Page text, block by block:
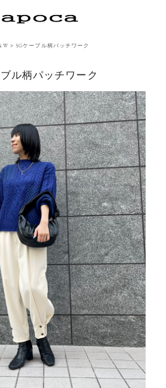
W > 5Gケーブル柄パッチワーク
ル柄パッチワーク